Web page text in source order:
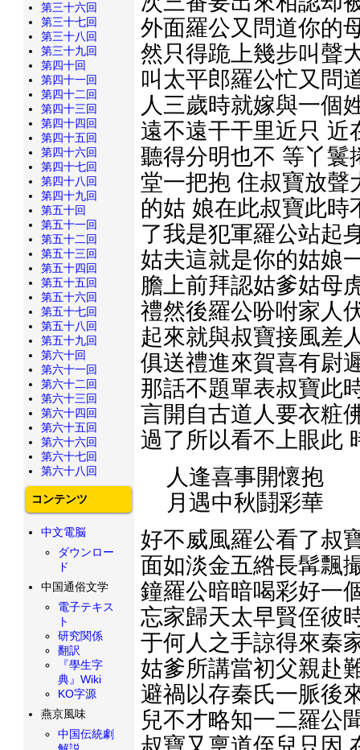
外面羅公又問道你的
然只得跪上幾步叫聲
叫太平郎羅公忙又問
人三歲時就嫁與一個
遠不遠干干里近只 近
聽得分明也不 等丫鬟
堂一把抱 住叔寶放聲
的姑 娘在此叔寶此時
了我是犯軍羅公站起
姑夫這就是你的姑娘
膽上前拜認姑爹姑母
禮然後羅公吩咐家人
起來就與叔寶接風差
俱送禮進來賀喜有尉
那話不題單表叔寶此
言開自古道人要衣粧
過了所以看不上眼此
人逢喜事開懷抱
月遇中秋鬪彩華
好不威風羅公看了叔
面如淡金五綹長髯飄
鐘羅公暗暗喝彩好一
忘家歸天太早賢侄彼
于何人之手諒得來秦
姑爹所講當初父親赴
避禍以存秦氏一脈後
兒不才略知一二羅公
第三十六回
第三十七回
第三十八回
第三十九回
第四十回
第四十一回
第四十二回
第四十三回
第四十四回
第四十五回
第四十六回
第四十七回
第四十八回
第四十九回
第五十回
第五十一回
第五十二回
第五十三回
第五十四回
第五十五回
第五十六回
第五十七回
第五十八回
第五十九回
第六十回
第六十一回
第六十二回
第六十三回
第六十四回
第六十五回
第六十六回
第六十七回
第六十八回
コンテンツ
中文電脳
ダウンロー
ド
中国通俗文学
電子テキス
ト
研究関係
翻訳
『學生字
典』Wiki
KO字源
燕京風味
中国伝統劇